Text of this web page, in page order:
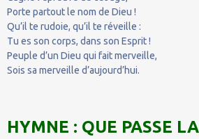
Porte partout le nom de Dieu !
Qu’il te rudoie, qu’il te réveille :
Tu es son corps, dans son Esprit !
Peuple d’un Dieu qui fait merveille,
Sois sa merveille d’aujourd’hui.
HYMNE : QUE PASSE